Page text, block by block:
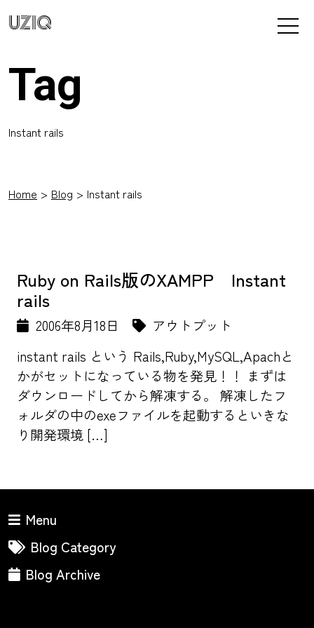
UZIQ
Tag
Instant rails
Home Blog Instant rails
Ruby on Rails版のXAMPP Instant
rails
2006年8月18日
アウトプット
instant rails という Rails,Ruby,MySQL,Apachと
かがセットになっている物を発見！！ まずは
ダウンロードしてから解凍する。 解凍したフ
ォルダの中のexeファイルを起動するといきな
り開発環境 […]
Menu
Blog Category
Blog Archive